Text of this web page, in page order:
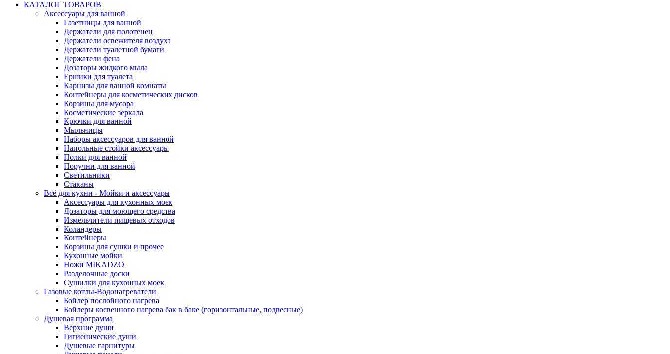
КАТАЛОГ ТОВАРОВ
Аксессуары для ванной
Газетницы для ванной
Держатели для полотенец
Держатели освежителя воздуха
Держатели туалетной бумаги
Держатели фена
Дозаторы жидкого мыла
Ершики для туалета
Карнизы для ванной комнаты
Контейнеры для косметических дисков
Корзины для мусора
Косметические зеркала
Крючки для ванной
Мыльницы
Наборы аксессуаров для ванной
Напольные стойки аксессуары
Полки для ванной
Поручни для ванной
Светильники
Стаканы
Всё для кухни - Мойки и аксессуары
Аксессуары для кухонных моек
Дозаторы для моющего средства
Измельчители пищевых отходов
Коландеры
Контейнеры
Корзины для сушки и прочее
Кухонные мойки
Ножи MIKADZO
Разделочные доски
Сушилки для кухонных моек
Газовые котлы-Водонагреватели
Бойлер послойного нагрева
Бойлеры косвенного нагрева бак в баке (горизонтальные, подвесные)
Душевая программа
Верхние души
Гигиенические души
Душевые гарнитуры